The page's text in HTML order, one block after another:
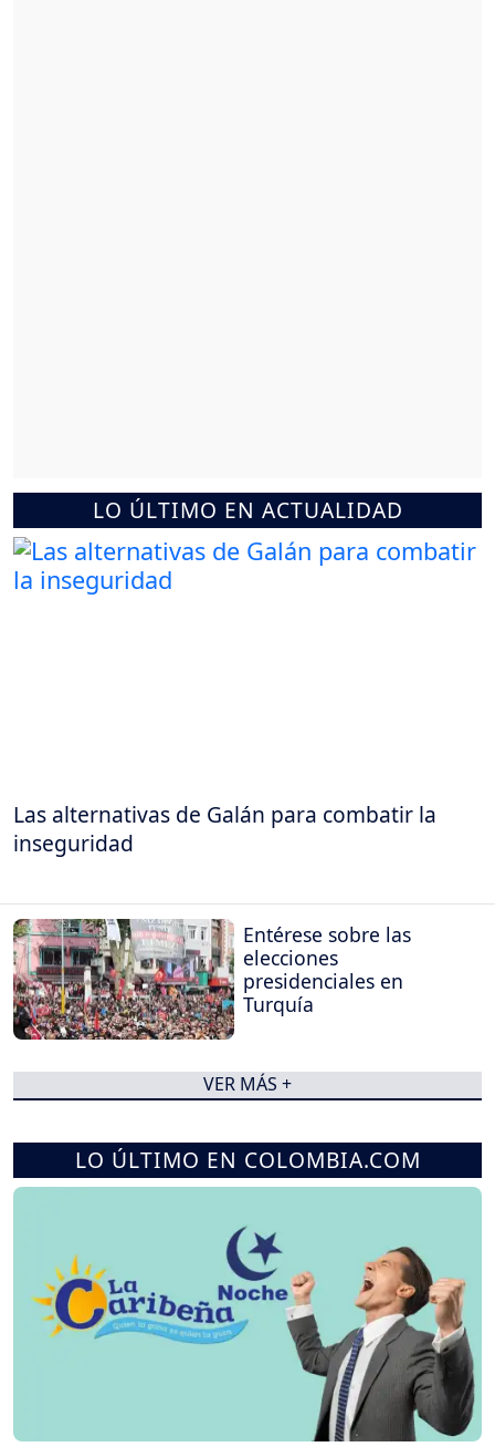
LO ÚLTIMO EN ACTUALIDAD
Las alternativas de Galán para combatir la
inseguridad
Entérese sobre las
elecciones
presidenciales en
Turquía
VER MÁS +
LO ÚLTIMO EN COLOMBIA.COM